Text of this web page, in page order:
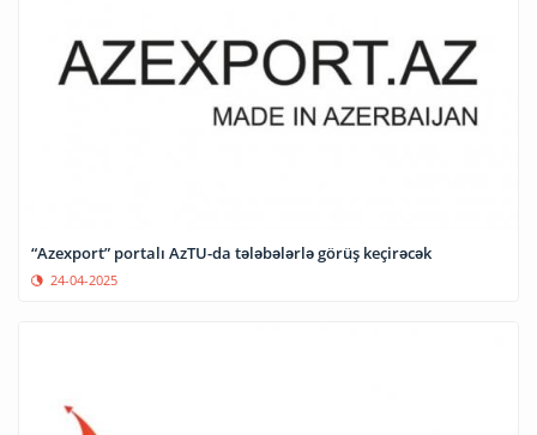
“Azexport” portalı AzTU-da tələbələrlə görüş keçirəcək
24-04-2025